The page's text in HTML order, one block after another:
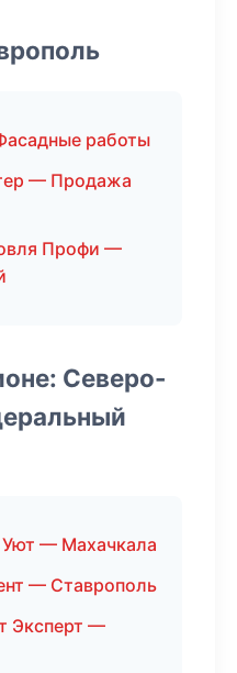
работы
— Продажа
Профи —
Северо-
— Махачкала
— Ставрополь
Эксперт —